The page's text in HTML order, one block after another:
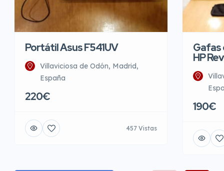
Portátil Asus F541UV
Villaviciosa de Odón, Madrid,
España
220€
457 Vistas
Gafas
HP
190€